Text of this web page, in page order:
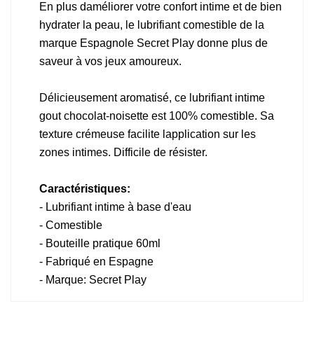
En plus daméliorer votre confort intime et de bien
hydrater la peau, le lubrifiant comestible de la
marque Espagnole Secret Play donne plus de
saveur à vos jeux amoureux.
Délicieusement aromatisé, ce lubrifiant intime
gout chocolat-noisette est 100% comestible. Sa
texture crémeuse facilite lapplication sur les
zones intimes. Difficile de résister.
Caractéristiques:
- Lubrifiant intime à base d'eau
- Comestible
- Bouteille pratique 60ml
- Fabriqué en Espagne
- Marque: Secret Play